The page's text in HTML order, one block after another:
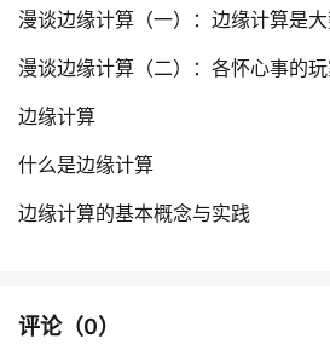
漫谈边缘计算（一）：边缘计算是
漫谈边缘计算（二）：各怀心事的
边缘计算
什么是边缘计算
边缘计算的基本概念与实践
评论（0）